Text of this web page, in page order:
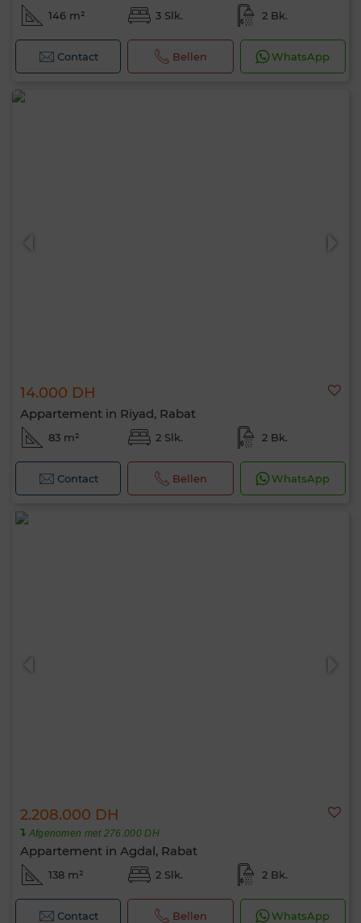
146 m² 3 Slk. 2 Bk.
Contact Bellen WhatsApp
14.000 DH
Appartement in Riyad, Rabat
83 m² 2 Slk. 2 Bk.
Contact Bellen WhatsApp
2.208.000 DH
Afgenomen met 276.000 DH
Appartement in Agdal, Rabat
138 m² 2 Slk. 2 Bk.
Contact Bellen WhatsApp